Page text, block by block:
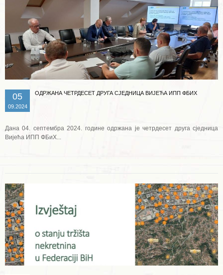
05
09.2024
ОДРЖАНА ЧЕТРДЕСЕТ ДРУГА СЈЕДНИЦА ВИЈЕЋА ИПП ФБИХ
Дана 04. септембра 2024. године одржана је четрдесет друга сједница
Вијећа ИПП ФБиХ...